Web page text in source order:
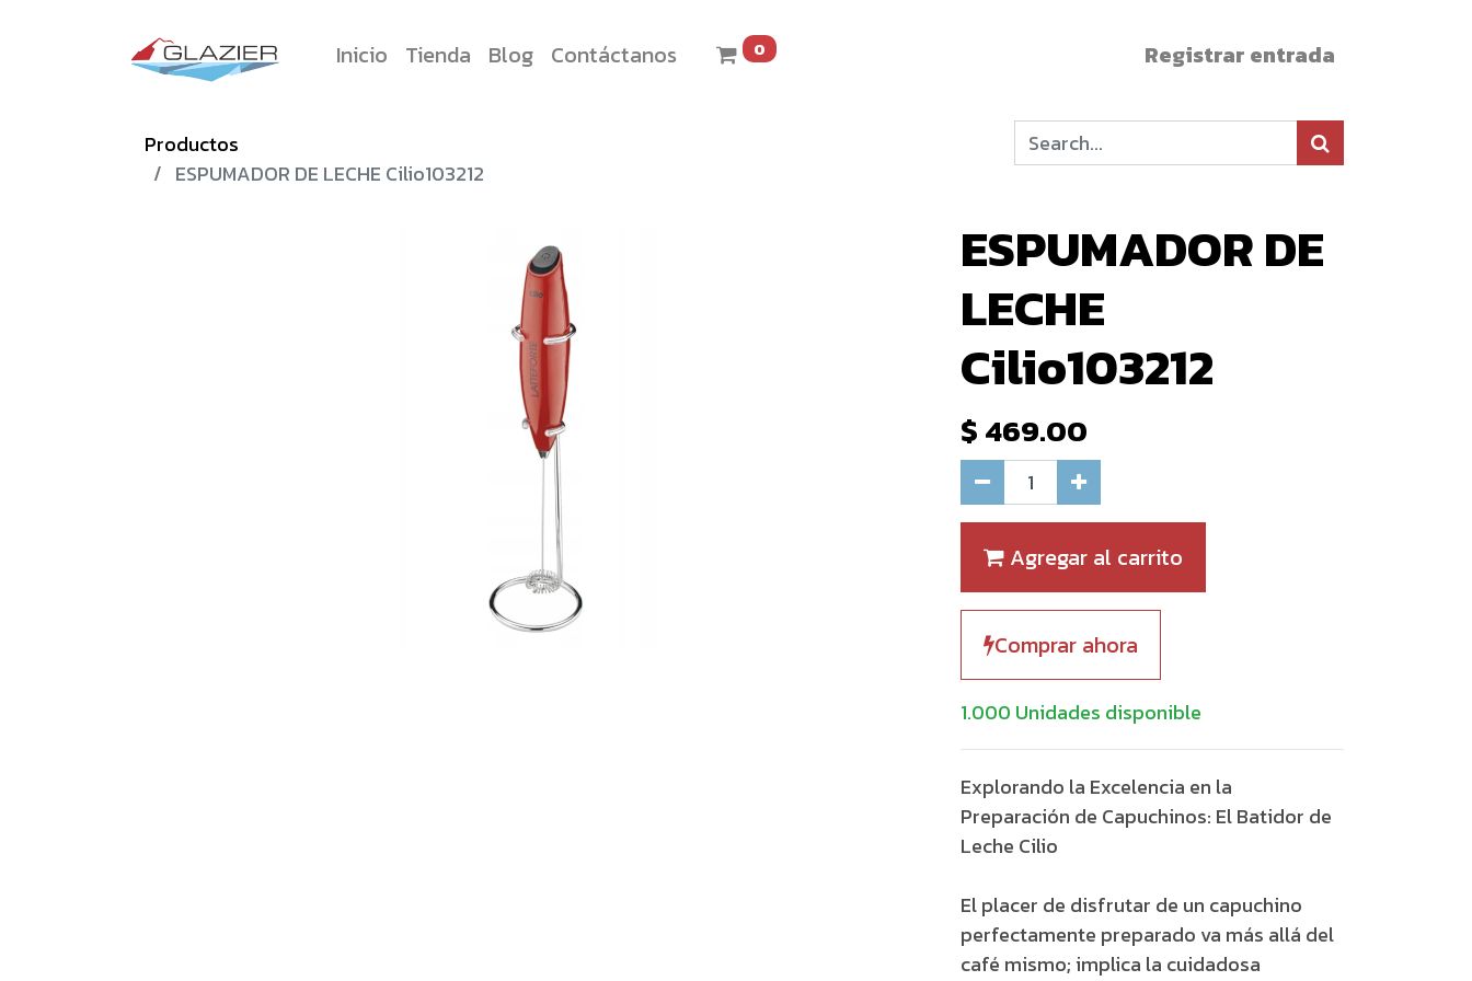
Inicio Tienda Blog Contáctanos 0 Registrar entrada
Productos
ESPUMADOR DE LECHE Cilio103212
ESPUMADOR DE
LECHE
Cilio103212
$469.00
Agregar al carrito
Comprar ahora
1.000 Unidades disponible
Explorando la Excelencia en la
Preparación de Capuchinos: El Batidor de
Leche Cilio
El placer de disfrutar de un capuchino
perfectamente preparado va más allá del
café mismo; implica la cuidadosa